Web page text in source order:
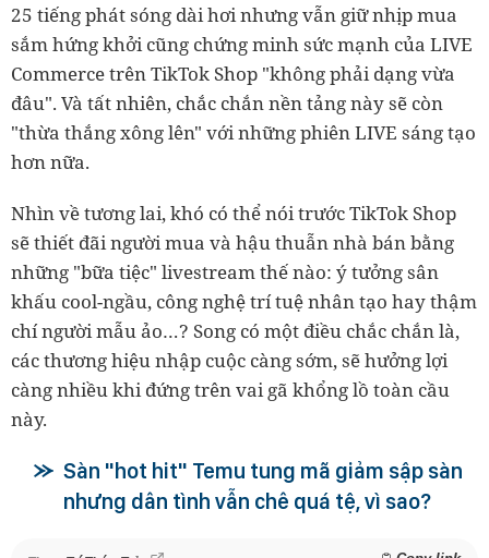
25 tiếng phát sóng dài hơi nhưng vẫn giữ nhịp mua
sắm hứng khởi cũng chứng minh sức mạnh của LIVE
Commerce trên TikTok Shop "không phải dạng vừa
đâu". Và tất nhiên, chắc chắn nền tảng này sẽ còn
"thừa thắng xông lên" với những phiên LIVE sáng tạo
hơn nữa.
Nhìn về tương lai, khó có thể nói trước TikTok Shop
sẽ thiết đãi người mua và hậu thuẫn nhà bán bằng
những "bữa tiệc" livestream thế nào: ý tưởng sân
khấu cool-ngầu, công nghệ trí tuệ nhân tạo hay thậm
chí người mẫu ảo…? Song có một điều chắc chắn là,
các thương hiệu nhập cuộc càng sớm, sẽ hưởng lợi
càng nhiều khi đứng trên vai gã khổng lồ toàn cầu
này.
Sàn "hot hit" Temu tung mã giảm sập sàn
nhưng dân tình vẫn chê quá tệ, vì sao?